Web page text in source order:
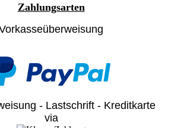
Zahlungsarten
- Lastschrift - Kreditkarte
via